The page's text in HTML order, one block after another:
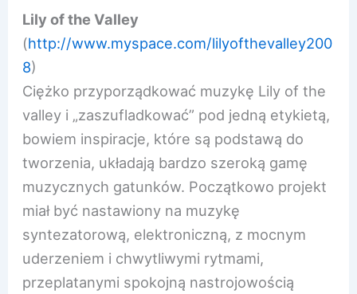
Lily of the Valley
(http://www.myspace.com/lilyofthevalley200
8)
Ciężko przyporządkować muzykę Lily of the
valley i „zaszufladkować” pod jedną etykietą,
bowiem inspiracje, które są podstawą do
tworzenia, układają bardzo szeroką gamę
muzycznych gatunków. Początkowo projekt
miał być nastawiony na muzykę
syntezatorową, elektroniczną, z mocnym
uderzeniem i chwytliwymi rytmami,
przeplatanymi spokojną nastrojowością